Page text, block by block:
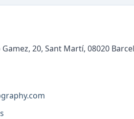
20, Sant Martí, 08020